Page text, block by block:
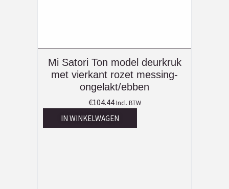
Mi Satori Ton model deurkruk
met vierkant rozet messing-
ongelakt/ebben
€104.44 Incl. BTW
IN WINKELWAGEN